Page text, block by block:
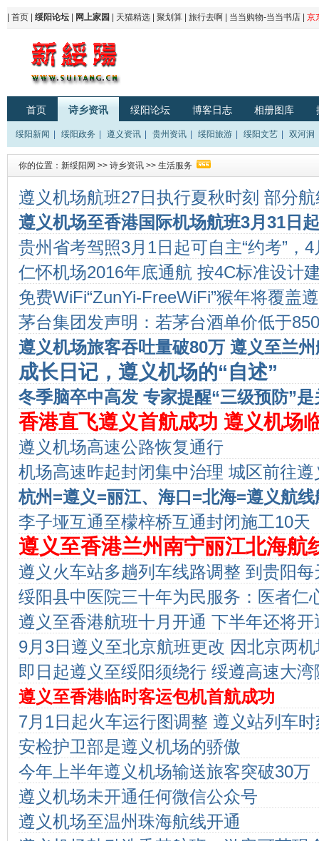
首页 绥阳论坛 网上家园 天猫精选 聚划算 旅行去啊 当当购物-当当书店 京
首页 诗乡资讯 绥阳论坛 博客日志 相册图库
绥阳新闻 绥阳政务 遵义资讯 贵州资讯 绥阳旅游 绥阳文艺 双河洞
你的位置： 新绥阳网 >> 诗乡资讯 >> 生活服务
遵义机场航班27日执行夏秋时刻 部分
遵义机场至香港国际机场航班3月31日
一班
贵州省考驾照3月1日起可自主“约考”，
仁怀机场2016年底通航 按4C标准设计
免费WiFi“ZunYi-FreeWiFi”猴年将覆盖
茅台集团发声明：若茅台酒单价低于
遵义机场旅客吞吐量破80万 遵义至兰
成长日记，遵义机场的“自述”
冬季脑卒中高发 专家提醒“三级预防”是
香港直飞遵义首航成功 遵义机场
开放
遵义机场高速公路恢复通行
机场高速昨起封闭集中治理 城区前往
或绥阳
杭州=遵义=丽江、海口=北海=遵义航
李子垭互通至檬梓桥互通封闭施工10天
遵义至香港兰州南宁丽江北海航
式开通
遵义火车站多趟列车线路调整 到贵阳每
绥阳县中医院三十年为民服务：医者仁
遵义至香港航班十月开通 下半年还将
线
9月3日遵义至北京航班更改 因北京两
即日起遵义至绥阳须绕行 绥遵高速大湾
遵义至香港临时客运包机首航成功
7月1日起火车运行图调整 遵义站列车
安检护卫部是遵义机场的骄傲
今年上半年遵义机场输送旅客突破30万
遵义机场未开通任何微信公众号
遵义机场至温州珠海航线开通